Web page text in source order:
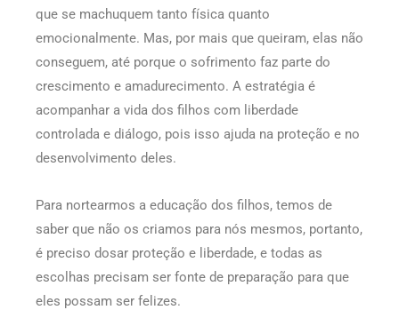
que se machuquem tanto física quanto
emocionalmente. Mas, por mais que queiram, elas não
conseguem, até porque o sofrimento faz parte do
crescimento e amadurecimento. A estratégia é
acompanhar a vida dos filhos com liberdade
controlada e diálogo, pois isso ajuda na proteção e no
desenvolvimento deles.
Para nortearmos a educação dos filhos, temos de
saber que não os criamos para nós mesmos, portanto,
é preciso dosar proteção e liberdade, e todas as
escolhas precisam ser fonte de preparação para que
eles possam ser felizes.